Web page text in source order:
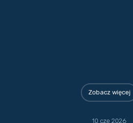
Zobacz więcej
10 cze 2026